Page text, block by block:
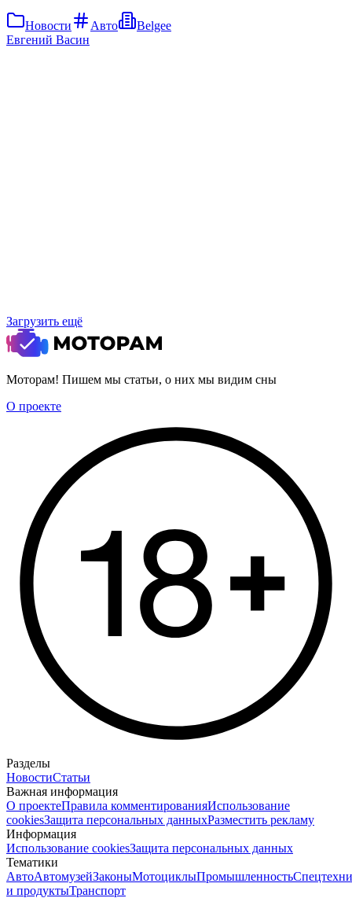
Новости Авто
Belgee
Евгений Васин
Загрузить ещё
Моторам! Пишем мы статьи, о них мы видим сны
О проекте
Разделы
НовостиСтатьи
Важная информация
О проектеПравила комментированияИспользование
cookiesЗащита персональных данныхРазместить рекламу
Информация
Использование cookiesЗащита персональных данных
Тематики
АвтоАвтомузейЗаконыМотоциклыПромышленность
и продуктыТранспорт